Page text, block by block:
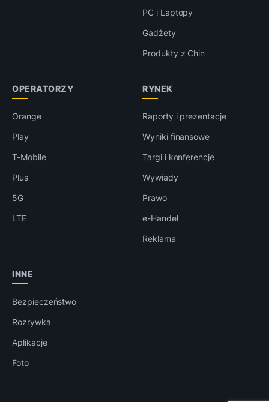
PC i Laptopy
Gadżety
Produkty z Chin
OPERATORZY
Orange
Play
T-Mobile
Plus
5G
LTE
RYNEK
Raporty i prezentacje
Wyniki finansowe
Targi i konferencje
Wywiady
Prawo
e-Handel
Reklama
INNE
Bezpieczeństwo
Rozrywka
Aplikacje
Foto